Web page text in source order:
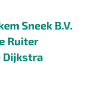
Sneek B.V.
Ruiter
Dijkstra